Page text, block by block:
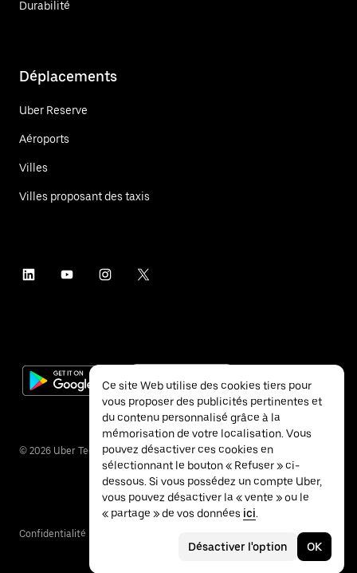
Durabilité
Déplacements
Uber Reserve
Aéroports
Villes
Villes proposant des taxis
© 2026 Uber Technologies Inc.
Confidentialité
Ce site Web utilise des cookies tiers pour
vous proposer des publicités pertinentes et
du contenu personnalisé grâce à la
mémorisation de votre localisation. Vous
pouvez désactiver ces cookies en
sélectionnant le bouton « Refuser » ci-
dessous. Si vous possédez un compte Uber,
vous pouvez désactiver la « vente » ou le
« partage » de vos données ici.
Désactiver l'option OK